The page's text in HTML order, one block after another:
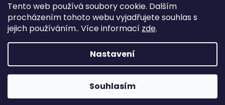
Tento web používá soubory cookie. Dalším
procházením tohoto webu vyjadřujete souhlas s
jejich používáním.. Více informací zde.
Nastavení
Souhlasím
Obchodní podmínky
Podmínky ochrany osobních údajů
Moje objednávka
Copyright 2026ProfiZvířátka.cz. Všechna práva
vyhrazena.